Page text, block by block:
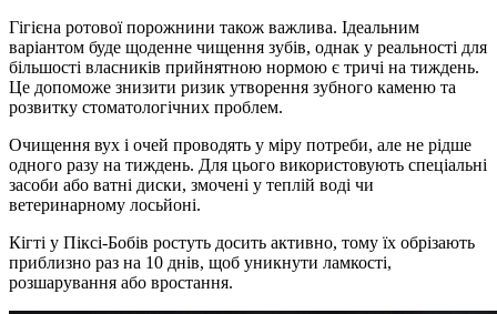
Гігієна ротової порожнини також важлива. Ідеальним
варіантом буде щоденне чищення зубів, однак у реальності для
більшості власників прийнятною нормою є тричі на тиждень.
Це допоможе знизити ризик утворення зубного каменю та
розвитку стоматологічних проблем.
Очищення вух і очей проводять у міру потреби, але не рідше
одного разу на тиждень. Для цього використовують спеціальні
засоби або ватні диски, змочені у теплій воді чи
ветеринарному лосьйоні.
Кігті у Піксі-Бобів ростуть досить активно, тому їх обрізають
приблизно раз на 10 днів, щоб уникнути ламкості,
розшарування або вростання.